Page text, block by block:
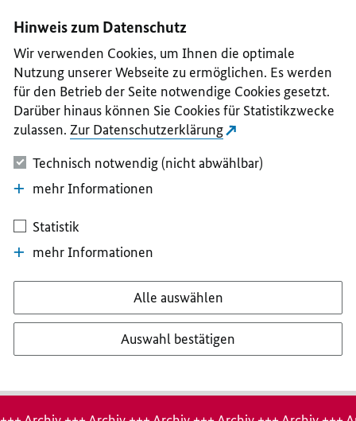
II
III
IV
V
Hinweis zum Datenschutz
Wir verwenden Cookies, um Ihnen die optimale
Nutzung unserer Webseite zu ermöglichen. Es werden
für den Betrieb der Seite notwendige Cookies gesetzt.
Darüber hinaus können Sie Cookies für Statistikzwecke
zulassen. Zur Datenschutzerklärung
Technisch notwendig (nicht abwählbar)
mehr Informationen
Statistik
mehr Informationen
Alle auswählen
Auswahl bestätigen
Hinweis:
Archiv-